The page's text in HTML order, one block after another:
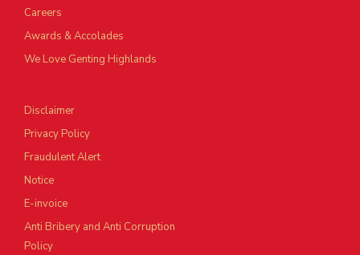
Careers
Awards & Accolades
We Love Genting Highlands
Disclaimer
Privacy Policy
Fraudulent Alert
Notice
E-invoice
Anti Bribery and Anti Corruption
Policy